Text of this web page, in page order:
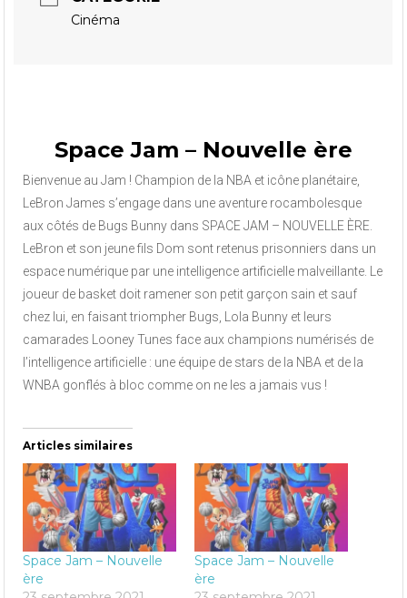
Cinéma
Space Jam – Nouvelle ère
Bienvenue au Jam ! Champion de la NBA et icône planétaire,
LeBron James s’engage dans une aventure rocambolesque
aux côtés de Bugs Bunny dans SPACE JAM – NOUVELLE ÈRE.
LeBron et son jeune fils Dom sont retenus prisonniers dans un
espace numérique par une intelligence artificielle malveillante. Le
joueur de basket doit ramener son petit garçon sain et sauf
chez lui, en faisant triompher Bugs, Lola Bunny et leurs
camarades Looney Tunes face aux champions numérisés de
l’intelligence artificielle : une équipe de stars de la NBA et de la
WNBA gonflés à bloc comme on ne les a jamais vus !
Articles similaires
Space Jam – Nouvelle
ère
Space Jam – Nouvelle
ère